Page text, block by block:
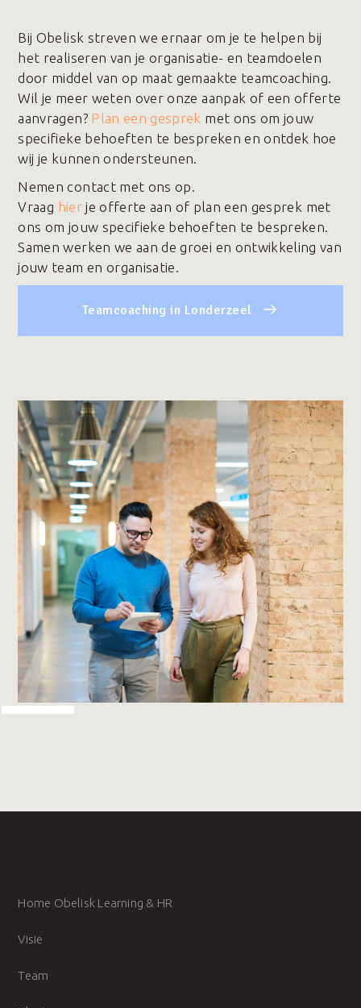
Bij Obelisk streven we ernaar om je te helpen bij
het realiseren van je organisatie- en teamdoelen
door middel van op maat gemaakte teamcoaching.
Wil je meer weten over onze aanpak of een offerte
aanvragen? Plan een gesprek met ons om jouw
specifieke behoeften te bespreken en ontdek hoe
wij je kunnen ondersteunen.
Nemen contact met ons op.
Vraag hierje offerte aan of plan een gesprek met
ons om jouw specifieke behoeften te bespreken.
Samen werken we aan de groei en ontwikkeling van
jouw team en organisatie.
Teamcoaching in Londerzeel
Home Obelisk Learning & HR
Visie
Team